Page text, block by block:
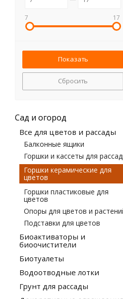
7 17
Сбросить
Сад и огород
Все для цветов и рассады
Балконные ящики
Горшки и кассеты для
Горшки керамические для
цветов
Горшки пластиковые для
цветов
Опоры для цветов и
Подставки для цветов
Биоактиваторы и
биоочистители
Биотуалеты
Водоотводные лотки
Грунт для рассады